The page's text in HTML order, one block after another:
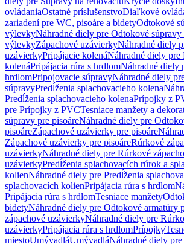
ovládaniaOstatné príslušenstvoDiaľkové
zariadení pre WC, pisoáre a bidetyOdtokové
výlevkyNáhradné diely pre Odtokové súpravy
výlevkyZápachové uzávierkyNáhradné diely
uzávierkyPripájacie kolenáNáhradné diely pre
kolenáPripájacia rúra s hrdlomNáhradné diely
hrdlomPripojovacie súpravyNáhradné diely
súpravyPredĺženia splachovacieho kolena
Predĺženia splachovacieho kolenaPrípojky z
pre Prípojky z PVCTesniace manžety a
súpravy pre pisoáreNáhradné diely pre
pisoáreZápachové uzávierky pre pisoáre
Zápachové uzávierky pre pisoáreRúrkové
uzávierkyNáhradné diely pre Rúrkové
uzávierkyPredĺženia splachovacích rúrok a
kolienNáhradné diely pre Predĺženia
splachovacích kolienPripájacia rúra s hrdlom
Pripájacia rúra s hrdlomTesniace manžety
bidetyNáhradné diely pre Odtokové armatúry
zápachové uzávierkyNáhradné diely pre
uzávierkyPripájacia rúra s hrdlomPrípojky
miestoUmývadláUmývadláNáhradné diely